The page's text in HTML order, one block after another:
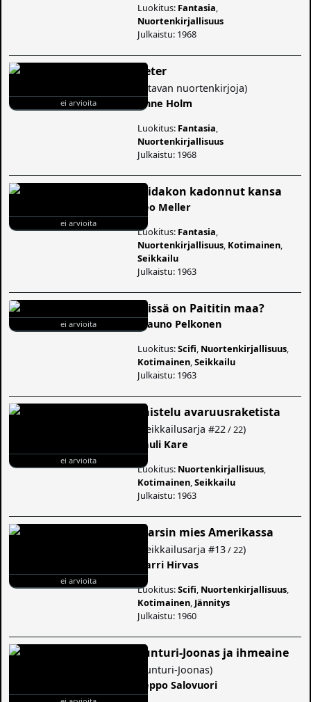
Luokitus: Fantasia
Nuortenkirjallisuus
Julkaistu: 1968
ei arvioita
Peter
Otavan nuortenkirjoja)
Anne Holm
Luokitus: Fantasia
Nuortenkirjallisuus
Julkaistu: 1968
ei arvioita
Viidakon kadonnut kansa
Leo Meller
Luokitus: Fantasia
Nuortenkirjallisuus Kotimainen
Seikkailu
Julkaistu: 1963
ei arvioita
Missä on Paititin maa?
Mauno Pelkonen
Luokitus:Scifi Nuortenkirjallisuus
Kotimainen ,Seikkailu
Julkaistu: 1963
ei arvioita
Taistelu avaruusraketista
Seikkailusarja #22 / 22)
Sauli Kare
Luokitus: Nuortenkirjallisuus
Kotimainen ,Seikkailu
Julkaistu: 1963
ei arvioita
Marsin mies Amerikassa
Seikkailusarja #13/ 22)
Harri Hirvas
Luokitus:Scifi Nuortenkirjallisuus
Kotimainen Jännitys
Julkaistu: 1960
Tunturi-Joonas ja ihmeaine
Tunturi-Joonas)
Seppo Salovuori